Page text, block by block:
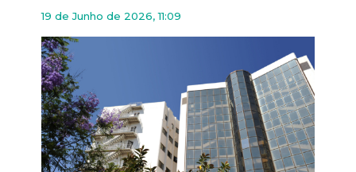
19 de Junho de 2026, 11:09